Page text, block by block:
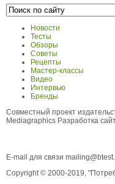
Новости
Тесты
Обзоры
Советы
Рецепты
Мастер-классы
Видео
Интервью
Бренды
Совместный проект
Mediagraphics Разработка
E-mail для связи
Copyright © 2000-2019,